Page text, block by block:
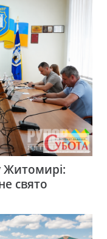
Житомирі:
свято